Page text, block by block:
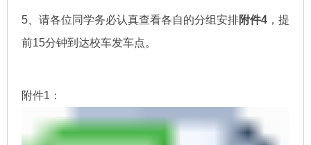
5、请各位同学务必认真查看各自的分组安排附件4 ，提
前15分钟到达校车发车点。
附件1：